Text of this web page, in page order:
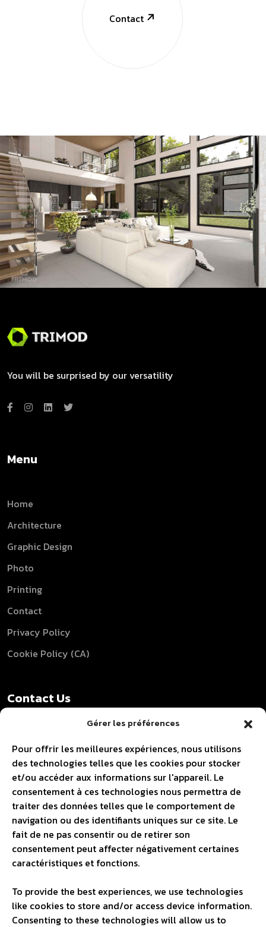
Gérer les préférences
Pour offrir les meilleures expériences, nous utilisons
des technologies telles que les cookies pour stocker
et/ou accéder aux informations sur l'appareil. Le
consentement à ces technologies nous permettra de
traiter des données telles que le comportement de
navigation ou des identifiants uniques sur ce site. Le
fait de ne pas consentir ou de retirer son
consentement peut affecter négativement certaines
caractéristiques et fonctions.
To provide the best experiences, we use technologies
like cookies to store and/or access device information.
Consenting to these technologies will allow us to
Contact
You will be surprised by our versatility
Menu
Home
Architecture
Graphic Design
Photo
Printing
Contact
Privacy Policy
Cookie Policy (CA)
Contact Us
11450, Av. Rigaud
Québec (Qc) G2A 3H4
418 907-8866
Info@trimod.ca
Have a project in
mind?